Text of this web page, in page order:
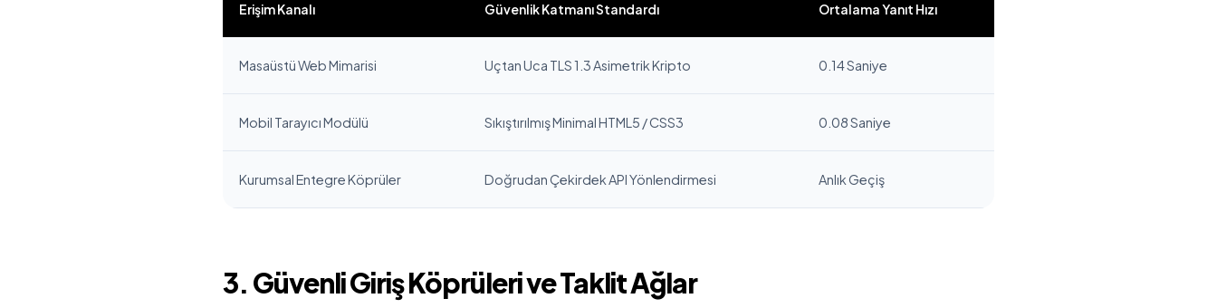
Erişim Kanalı Güvenlik Katmanı Standardı Ortalama Yanıt Hızı
Masaüstü Web Mimarisi Uçtan Uca TLS 1.3 Asimetrik Kripto 0.14 Saniye
Mobil Tarayıcı Modülü Sıkıştırılmış Minimal HTML5 / CSS3 0.08 Saniye
Kurumsal Entegre Köprüler Doğrudan Çekirdek API Yönlendirmesi Anlık Geçiş
3. Güvenli Giriş Köprüleri ve Taklit Ağlar